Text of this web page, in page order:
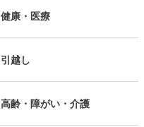
健康・医療
引越し
高齢・障がい・介護